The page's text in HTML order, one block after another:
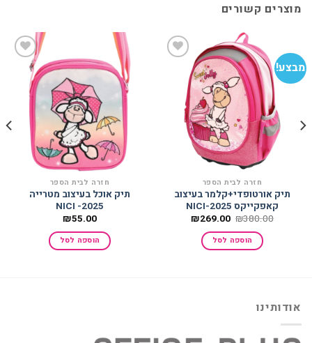
מוצרים קשורים
מבצע!
למועדפים
חזרה לבית הספר
תיק אורטופדי+קלמר בעיצוב
קאפקייקס 2025-NICI
₪380.00 המחיר
היה:
₪380.00.
₪269.00 המחיר
הוספה לסל
הוסף
למועדפים
חזרה לבית הספר
תיק אוכל בעיצוב מטרייה
2025- NICI
₪55.00
הוספה לסל
אודותינו